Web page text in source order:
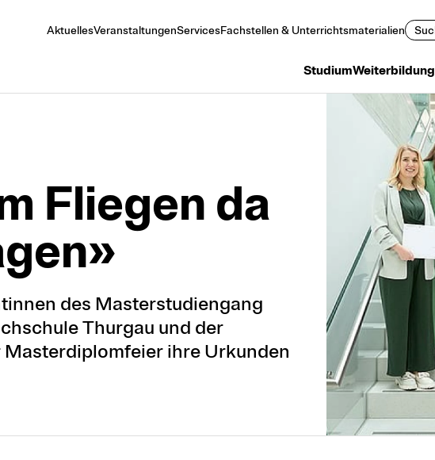
StudiumWeiterbildung
AktuellesVeranstaltungenServicesFachstellen & Unterrichtsmaterialien
Flie­gen da
des Masterstudiengang
Thurgau und der
ihre Urkunden